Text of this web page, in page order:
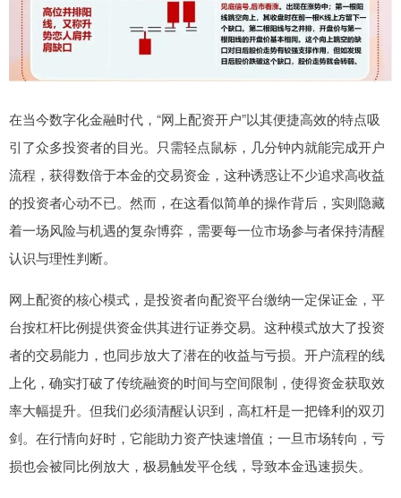
在当今数字化金融时代，“网上配资开户”以其便捷高效的特点吸
引了众多投资者的目光。只需轻点鼠标，几分钟内就能完成开户
流程，获得数倍于本金的交易资金，这种诱惑让不少追求高收益
的投资者心动不已。然而，在这看似简单的操作背后，实则隐藏
着一场风险与机遇的复杂博弈，需要每一位市场参与者保持清醒
认识与理性判断。
网上配资的核心模式，是投资者向配资平台缴纳一定保证金，平
台按杠杆比例提供资金供其进行证券交易。这种模式放大了投资
者的交易能力，也同步放大了潜在的收益与亏损。开户流程的线
上化，确实打破了传统融资的时间与空间限制，使得资金获取效
率大幅提升。但我们必须清醒认识到，高杠杆是一把锋利的双刃
剑。在行情向好时，它能助力资产快速增值；一旦市场转向，亏
损也会被同比例放大，极易触发平仓线，导致本金迅速损失。